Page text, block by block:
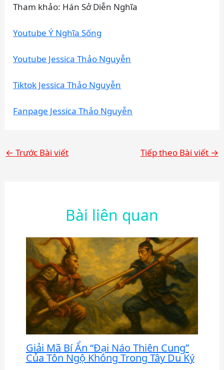
Tham khảo: Hán Sở Diễn Nghĩa
Youtube Ý Nghĩa Sống
Youtube Jessica Thảo Nguyễn
Tiktok Jessica Thảo Nguyễn
Fanpage Jessica Thảo Nguyễn
← Trước Bài viết Tiếp theo Bài viết →
Bài liên quan
Giải Mã Bí Ẩn “Đại Náo Thiên Cung”
Của Tôn Ngộ Không Trong Tây Du Ký